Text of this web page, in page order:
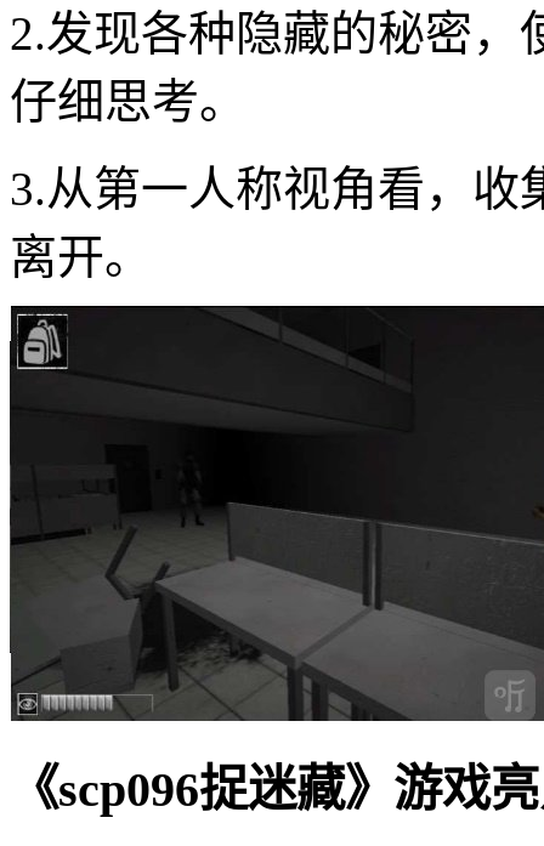
2.发现各种隐藏的秘密
仔细思考。
3.从第一人称视角看，
离开。
《scp096捉迷藏》游戏